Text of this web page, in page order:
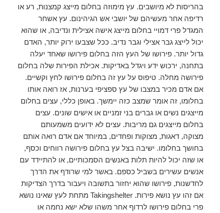
בהריסות לא מיושבים. עץ מימוזה בחלום מייצג קמצנות, רע או
רדיפה אחר מעשיהם של יושבי אש הגיהינום. עץ אשחר
המגדל פרי דמויי בחלום מייצג אישה אצילית ונדיבה, או שהוא
יכול לייצג גבר אצילי וגבר נדיב. ככל שצבעו ירוק יותר, האדם
גדול יותר. פירושו של העץ הזה בחלום פירושו שאחד יעלה
בתחנה, ירכוש ידע ויגדל באדיקות. אכילת הפירות שלה בחלום
פירושה מחלה. טיפוס על עץ זה בחלום פירושו לחץ וקשיים.
אם אדם מכיר במצבו של עץ ספציפי בערנות, אז רואה אותו
בחלומו, זה אומר שמצב כזה יימשך. באופן כללי, עצים בחלום
מייצגים נשים או גברים בני זמניים או אישים שונים. עצים
בחלום מייצגים גם מריבות. עצים לא ידועים משמעותם
מצוקה, דאגות, מצוקות ופחדים, במיוחד אם אדם רואה אותם
בחושך בחלומו. ישיבה בצל עץ בחלום פירושה רווחים וכסף,
או שזה יכול להיות תלות באנשים הסמכותיים, או להתיידד עם
אנשים עשירים בשביל כספם. באשר למי שרודף את הדרך
לחדשנות, פירושו שהוא יחזור בתשובה ויעבור בדרך הצדיקות
אם זהו עץ נושא פירות. Takingshelter מתחת לעץ שאינו נושא
פרי בחלום פירושו לרדוף אחר משהו שלא ישא נחמה או